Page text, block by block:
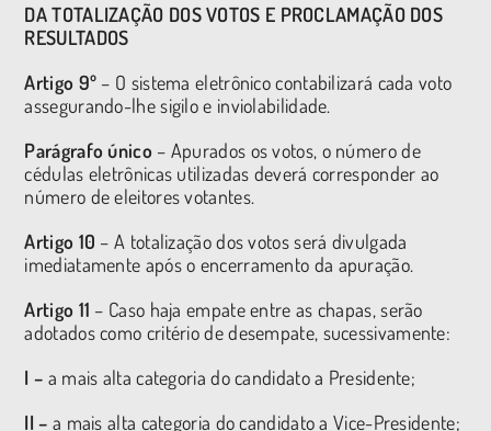
DA TOTALIZAÇÃO DOS VOTOS E PROCLAMAÇÃO DOS
RESULTADOS
Artigo 9º – O sistema eletrônico contabilizará cada voto
assegurando-lhe sigilo e inviolabilidade.
Parágrafo único – Apurados os votos, o número de
cédulas eletrônicas utilizadas deverá corresponder ao
número de eleitores votantes.
Artigo 10 – A totalização dos votos será divulgada
imediatamente após o encerramento da apuração.
Artigo 11 – Caso haja empate entre as chapas, serão
adotados como critério de desempate, sucessivamente:
I – a mais alta categoria do candidato a Presidente;
II – a mais alta categoria do candidato a Vice-Presidente;